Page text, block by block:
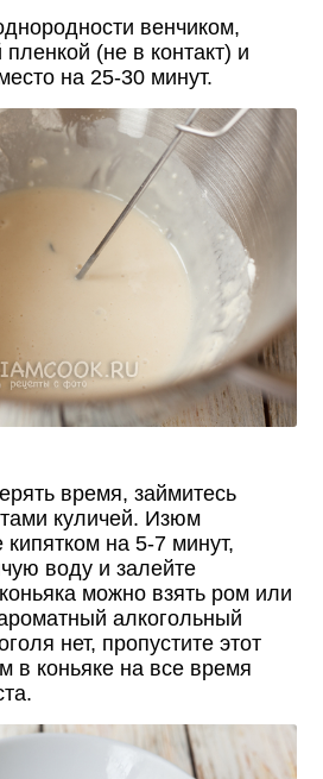
венчиком,
(не в контакт) и
на 25-30 минут.
время, займитесь
куличей. Изюм
на 5-7 минут,
воду и залейте
можно взять ром или
алкогольный
нет, пропустите этот
в коньяке на все время